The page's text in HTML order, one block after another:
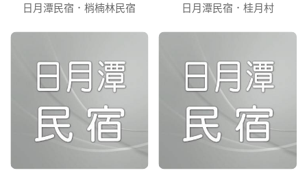
日月潭民宿．梢楠林民宿 日月潭民宿．桂月村